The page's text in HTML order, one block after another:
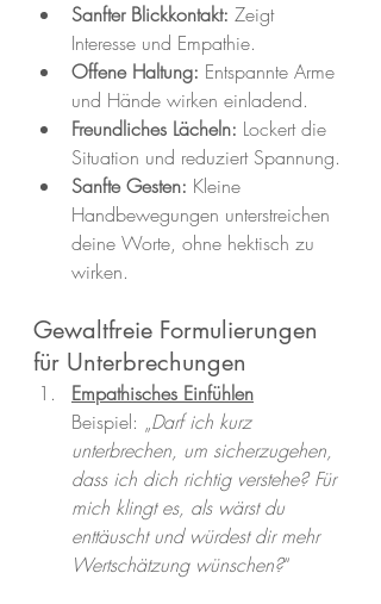
Sanfter Blickkontakt: Zeigt
Interesse und Empathie.
Offene Haltung: Entspannte Arme
und Hände wirken einladend.
Freundliches Lächeln: Lockert die
Situation und reduziert Spannung.
Sanfte Gesten: Kleine
Handbewegungen unterstreichen
deine Worte, ohne hektisch zu
wirken.
Gewaltfreie Formulierungen
für Unterbrechungen
Empathisches Einfühlen
Beispiel: „Darf ich kurz
unterbrechen, um sicherzugehen,
dass ich dich richtig verstehe? Für
mich klingt es, als wärst du
enttäuscht und würdest dir mehr
Wertschätzung wünschen?“